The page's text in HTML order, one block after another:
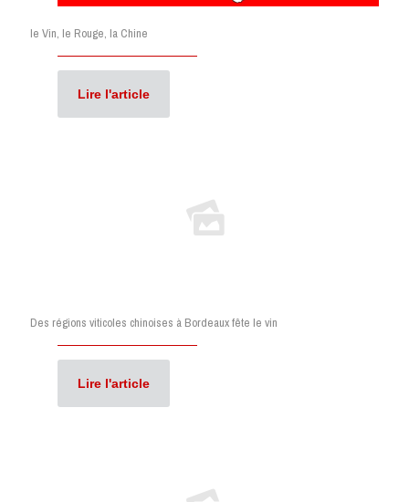
le Vin, le Rouge, la Chine
Lire l'article
Des régions viticoles chinoises à Bordeaux fête le vin
Lire l'article